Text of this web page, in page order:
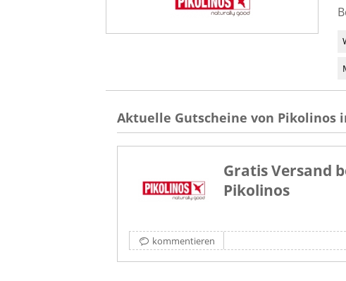
Aktuelle Gutscheine von Pikolinos
Gratis Versand
Pikolinos
kommentieren